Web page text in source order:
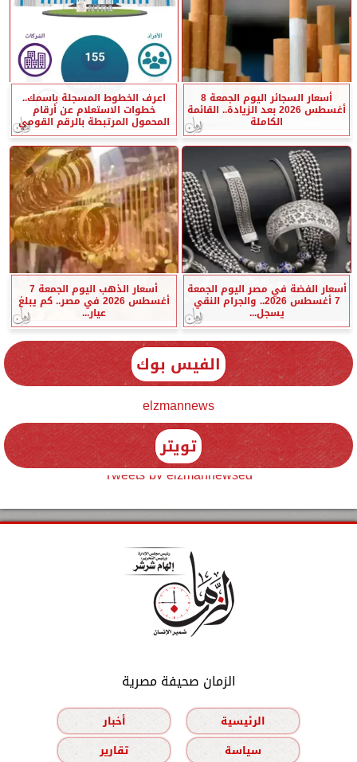
أسعار السجائر اليوم الجمعة 8
أغسطس 2026 بعد الزيادة.. القائمة
الكاملة
اعرف الخطوط المسجلة باسمك..
خطوات الاستعلام عن أرقام
المحمول المرتبطة بالرقم القومي
أسعار الفضة في مصر اليوم الجمعة
7 أغسطس 2026.. والجرام النقي
يسجل...
أسعار الذهب اليوم الجمعة 7
أغسطس 2026 في مصر.. كم يبلغ
عيار...
الفيس بوك
elzmannews
تويتر
Tweets by elzmannewseg
الزمان صحيفة مصرية
الرئيسية
أخبار
سياسة
تقارير